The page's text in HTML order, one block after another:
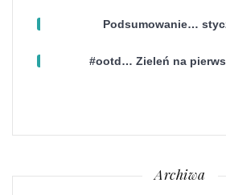
Podsumowanie…
#ootd… Zieleń na
Archiwa